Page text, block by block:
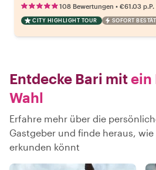
108 Bewertungen • €61.03 p.P.
CITY HIGHLIGHT TOUR SOFORT
Entdecke Bari mitein
Wahl
Erfahre mehr über die
Gastgeber und finde heraus,
erkunden könnt